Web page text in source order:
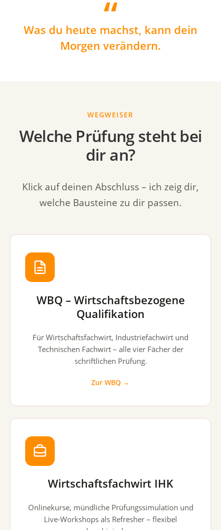
Was du heute machst, kann dein
Morgen verändern.
WEGWEISER
Welche Prüfung steht bei
dir an?
Klick auf deinen Abschluss – ich zeig dir,
welche Bausteine zu dir passen.
WBQ – Wirtschaftsbezogene
Qualifikation
Für Wirtschaftsfachwirt, Industriefachwirt und
Technischen Fachwirt – alle vier Fächer der
schriftlichen Prüfung.
Zur WBQ →
Wirtschaftsfachwirt IHK
Onlinekurse, mündliche Prüfungssimulation und
Live-Workshops als Refresher – flexibel